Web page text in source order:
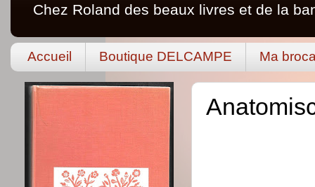
Chez Roland des beaux livres et de la
Accueil Boutique DELCAMPE Ma